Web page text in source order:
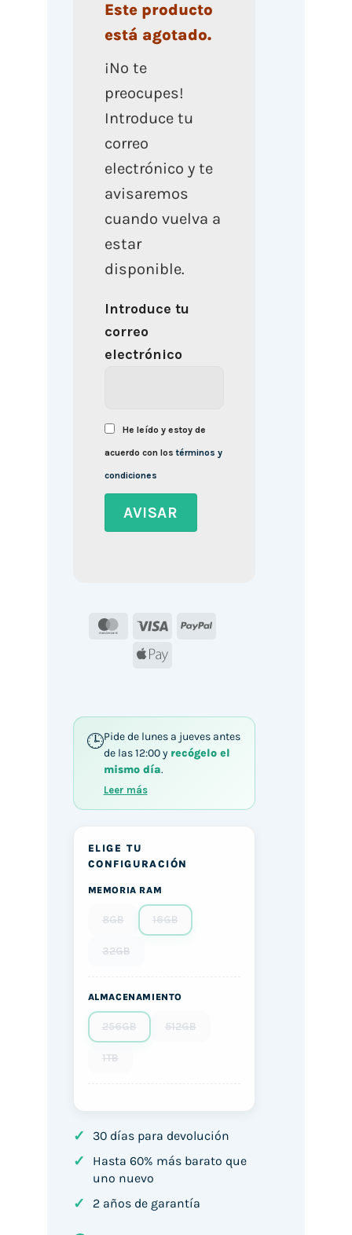
Este producto
está agotado.
¡No te
preocupes!
Introduce tu
correo
electrónico y te
avisaremos
cuando vuelva a
estar
disponible.
Introduce tu
correo
electrónico
He leído y estoy de
acuerdo con lostérminos y
condiciones
MasterCard
Visa
PayPal
Apple
Pide de lunes a jueves antes
de las 12:00 y recógelo el
mismo día.
Leer más
ELIGE TU
CONFIGURACIÓN
MEMORIA RAM
8GB 16GB
32GB
ALMACENAMIENTO
256GB 512GB
1TB
✓ 30 días para devolución
✓
Hasta 60% más barato que
uno nuevo
✓ 2 años de garantía